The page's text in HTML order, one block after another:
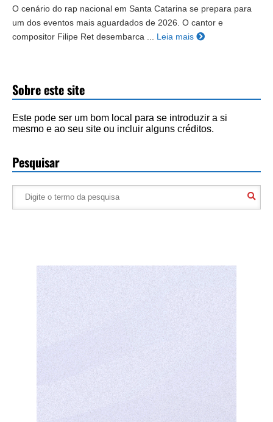
O cenário do rap nacional em Santa Catarina se prepara para
um dos eventos mais aguardados de 2026. O cantor e
compositor Filipe Ret desembarca ...
Leia mais
Sobre este site
Este pode ser um bom local para se introduzir a si
mesmo e ao seu site ou incluir alguns créditos.
Pesquisar